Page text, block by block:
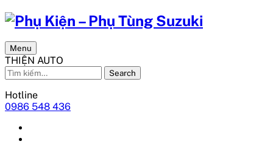
Menu
THIỆN AUTO
Search
Hotline
0986 548 436